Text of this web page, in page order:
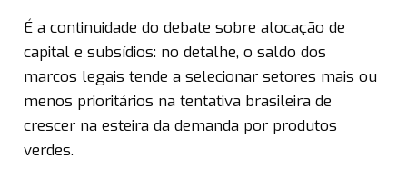
É a continuidade do debate sobre alocação de
capital e subsídios: no detalhe, o saldo dos
marcos legais tende a selecionar setores mais ou
menos prioritários na tentativa brasileira de
crescer na esteira da demanda por produtos
verdes.